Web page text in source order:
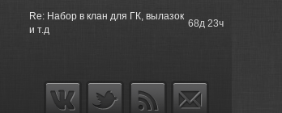
Re: Набор в клан для ГК, вылазок
и т.д
68д 23ч